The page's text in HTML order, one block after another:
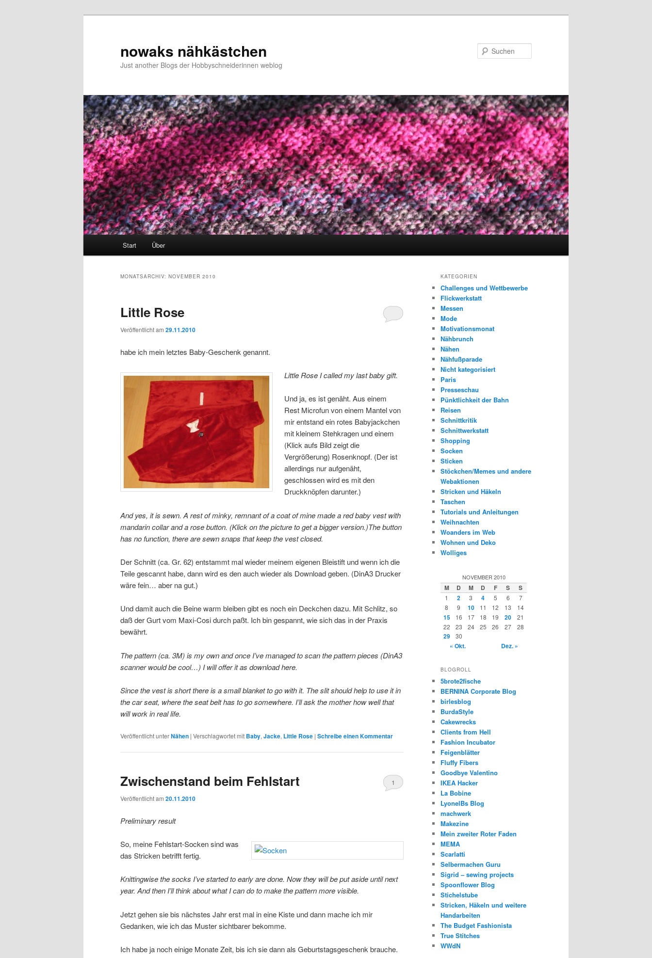
nowaks nähkästchen
Just another Blogs der Hobbyschneiderinnen weblog
Start Über
MONATSARCHIV: NOVEMBER 2010
Little Rose
Veröffentlicht am 29.11.2010
habe ich mein letztes Baby-Geschenk genannt.
Little Rose I called my last baby gift.
Und ja, es ist genäht. Aus einem
Rest Microfun von einem Mantel von
mir entstand ein rotes Babyjackchen
mit kleinem Stehkragen und einem
(Klick aufs Bild zeigt die
Vergrößerung) Rosenknopf. (Der ist
allerdings nur aufgenäht,
geschlossen wird es mit den
Druckknöpfen darunter.)
And yes, it is sewn. A rest of minky, remnant of a coat of mine made a red baby vest with
mandarin collar and a rose button. (Klick on the picture to get a bigger version.)The button
has no function, there are sewn snaps that keep the vest closed.
Der Schnitt (ca. Gr. 62) entstammt mal wieder meinem eigenen Bleistift und wenn ich die
Teile gescannt habe, dann wird es den auch wieder als Download geben. (DinA3 Drucker
wäre fein… aber na gut.)
Und damit auch die Beine warm bleiben gibt es noch ein Deckchen dazu. Mit Schlitz, so
daß der Gurt vom Maxi-Cosi durch paßt. Ich bin gespannt, wie sich das in der Praxis
bewährt.
The pattern (ca. 3M) is my own and once I’ve managed to scan the pattern pieces (DinA3
scanner would be cool…) I will offer it as download here.
Since the vest is short there is a small blanket to go with it. The slit should help to use it in
the car seat, where the seat belt has to go somewhere. I’ll ask the mother how well that
will work in real life.
Veröffentlicht unterNähen | Verschlagwortet mit Baby, Jacke, Little Rose | Schreibe einen Kommentar
Zwischenstand beim Fehlstart
Veröffentlicht am 20.11.2010
1
Preliminary result
So, meine Fehlstart-Socken sind was
das Stricken betrifft fertig.
Knittingwise the socks I’ve started to early are done. Now they will be put aside until next
year. And then I’ll think about what I can do to make the pattern more visible.
Jetzt gehen sie bis nächstes Jahr erst mal in eine Kiste und dann mache ich mir
Gedanken, wie ich das Muster sichtbarer bekomme.
Ich habe ja noch einige Monate Zeit, bis ich sie dann als Geburtstagsgeschenk brauche.
KATEGORIEN
Challenges und Wettbewerbe
Flickwerkstatt
Messen
Mode
Motivationsmonat
Nähbrunch
Nähen
Nähfußparade
Nicht kategorisiert
Paris
Presseschau
Pünktlichkeit der Bahn
Reisen
Schnittkritik
Schnittwerkstatt
Shopping
Socken
Sticken
Stöckchen/Memes und andere
Webaktionen
Stricken und Häkeln
Taschen
Tutorials und Anleitungen
Weihnachten
Woanders im Web
Wohnen und Deko
Wolliges
NOVEMBER 2010
M D M D F S S
1 2 3 4 5 6
7
8
9 10 11 12 13 14
15 16 17 18 19 20
21
22
23 24 25 26 27 28
29 30
« Okt. Dez. »
BLOGROLL
5brote2fische
BERNINA Corporate Blog
birlesblog
BurdaStyle
Cakewrecks
Clients from Hell
Fashion Incubator
Feigenblätter
Fluffy Fibers
Goodbye Valentino
IKEA Hacker
La Bobine
LyonelBs Blog
machwerk
Makezine
Mein zweiter Roter Faden
MEMA
Scarlatti
Selbermachen Guru
Sigrid – sewing projects
Spoonflower Blog
Stichelstube
Stricken, Häkeln und weitere
Handarbeiten
The Budget Fashionista
True Stitches
WWdN